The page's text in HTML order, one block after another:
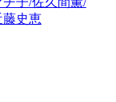
藤史恵